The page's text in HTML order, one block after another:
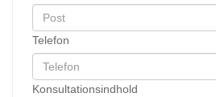
Telefon
Konsultationsindhold